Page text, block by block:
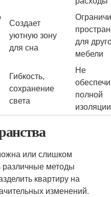
Создает
уютную зону
для сна
для
мебели
Гибкость,
сохранение
света
Не
полной
изоляции
или слишком
различные методы
квартиру на
изменений.